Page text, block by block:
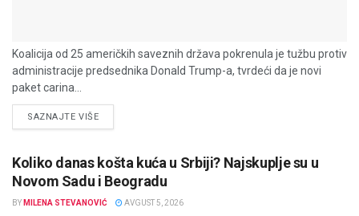
Koalicija od 25 američkih saveznih država pokrenula je tužbu protiv
administracije predsednika Donald Trump-a, tvrdeći da je novi
paket carina...
SAZNAJTE VIŠEDETAILS
Koliko danas košta kuća u Srbiji? Najskuplje su u
Novom Sadu i Beogradu
BY MILENA STEVANOVIĆ AVGUST 5, 2026